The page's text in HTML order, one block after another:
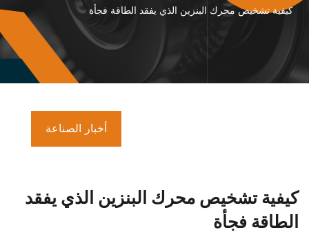
كيفية تشخيص محرك البنزين الذي يفقد الطاقة فجأة
أخبار الصناعة
كيفية تشخيص محرك البنزين الذي يفقد
الطاقة فجأة